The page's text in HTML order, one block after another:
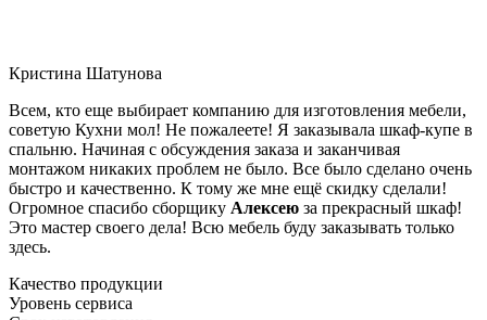
Кристина Шатунова
Всем, кто еще выбирает компанию для изготовления мебели,
советую Кухни мол! Не пожалеете! Я заказывала шкаф-купе в
спальню. Начиная с обсуждения заказа и заканчивая
монтажом никаких проблем не было. Все было сделано очень
быстро и качественно. К тому же мне ещё скидку сделали!
Огромное спасибо сборщику Алексею за прекрасный шкаф!
Это мастер своего дела! Всю мебель буду заказывать только
здесь.
Качество продукции
Уровень сервиса